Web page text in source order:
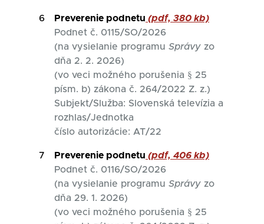
6 Preverenie podnetu (pdf, 380 kb)
Podnet č. 0115/SO/2026
(na vysielanie programu Správy zo
dňa 2. 2. 2026)
(vo veci možného porušenia § 25
písm. b) zákona č. 264/2022 Z. z.)
Subjekt/Služba: Slovenská televízia a
rozhlas/Jednotka
číslo autorizácie: AT/22
7 Preverenie podnetu (pdf, 406 kb)
Podnet č. 0116/SO/2026
(na vysielanie programu Správy zo
dňa 29. 1. 2026)
(vo veci možného porušenia § 25